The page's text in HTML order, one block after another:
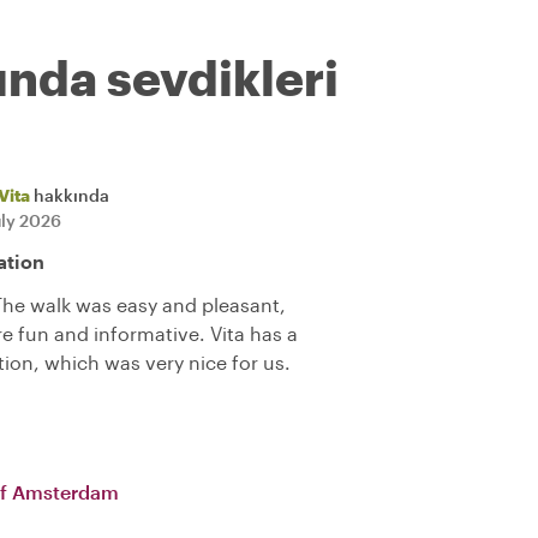
sevdikleri
hakkında
2026
walk was easy and pleasant,
fun and informative. Vita has a
which was very nice for us.
Amsterdam